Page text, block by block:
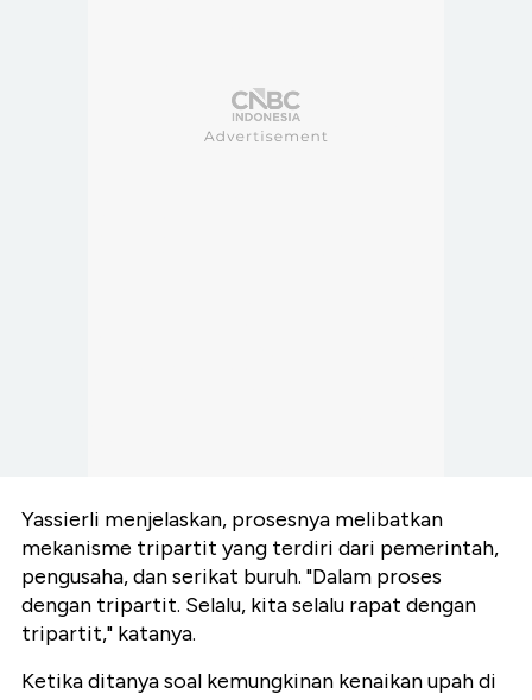
Yassierli menjelaskan, prosesnya melibatkan
mekanisme tripartit yang terdiri dari pemerintah,
pengusaha, dan serikat buruh. "Dalam proses
dengan tripartit. Selalu, kita selalu rapat dengan
tripartit," katanya.
Ketika ditanya soal kemungkinan kenaikan upah di